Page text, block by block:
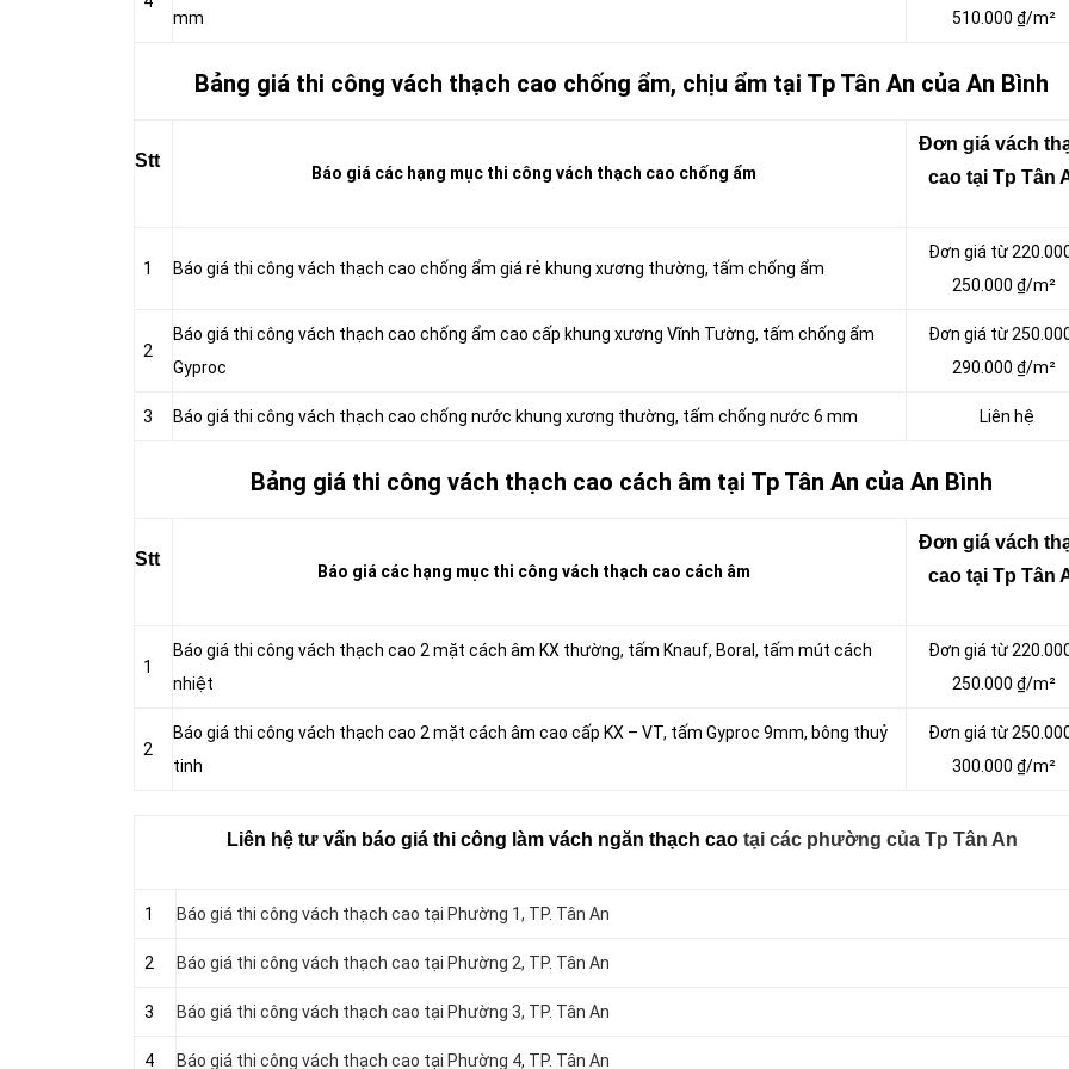
mm
510.000 ₫/m²
Bảng giá thi công vách thạch cao chống ẩm, chịu ẩm tại Tp Tân An của An Bình
Stt
Báo giá các hạng mục thi công vách thạch cao chống ẩm
Đơn giá vách
cao tại Tp Tân
1 Báo giá thi công vách thạch cao chống ẩm giá rẻ khung xương thường, tấm chống ẩm
Đơn giá từ
250.000 ₫/m²
2
Báo giá thi công vách thạch cao chống ẩm cao cấp khung xương Vĩnh Tường, tấm chống ẩm
Gyproc
Đơn giá từ
290.000 ₫/m²
3 Báo giá thi công vách thạch cao chống nước khung xương thường, tấm chống nước 6 mm Liên hệ
Bảng giá thi công vách thạch cao cách âm tại Tp Tân An của An Bình
Stt
Báo giá các hạng mục thi công vách thạch cao cách âm
Đơn giá vách
cao tại Tp Tân
1
Báo giá thi công vách thạch cao 2 mặt cách âm KX thường, tấm Knauf, Boral, tấm mút cách
nhiệt
Đơn giá từ
250.000 ₫/m²
2
Báo giá thi công vách thạch cao 2 mặt cách âm cao cấp KX – VT, tấm Gyproc 9mm, bông thuỷ
tinh
Đơn giá từ
300.000 ₫/m²
Liên hệ tư vấn báo giá thi công làm vách ngăn thạch cao tại các phường của Tp Tân An
1 Báo giá thi công vách thạch cao tại Phường 1, TP. Tân An
2 Báo giá thi công vách thạch cao tại Phường 2, TP. Tân An
3 Báo giá thi công vách thạch cao tại Phường 3, TP. Tân An
4 Báo giá thi công vách thạch cao tại Phường 4, TP. Tân An